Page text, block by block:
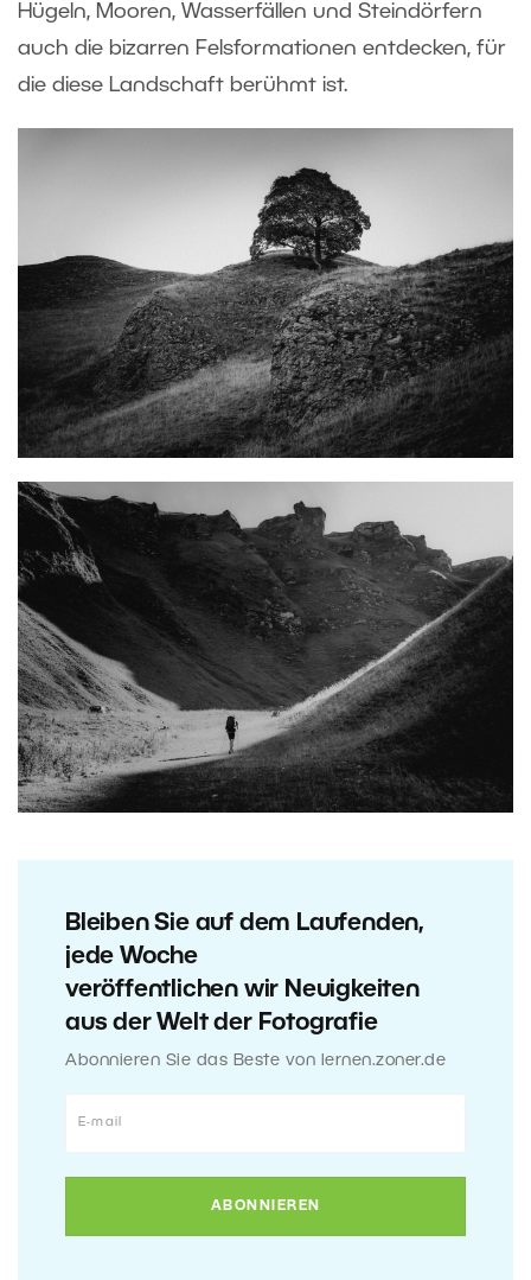
Hügeln, Mooren, Wasserfällen und Steindörfern
auch die bizarren Felsformationen entdecken, für
die diese Landschaft berühmt ist.
Bleiben Sie auf dem Laufenden,
jede Woche
veröffentlichen wir Neuigkeiten
aus der Welt der Fotografie
Abonnieren Sie das Beste von lernen.zoner.de